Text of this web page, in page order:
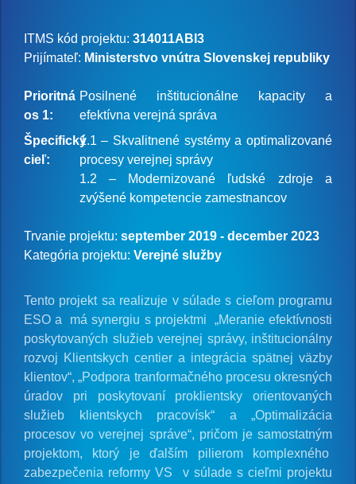
ITMS kód projektu: 314011ABI3
Prijímateľ: Ministerstvo vnútra Slovenskej republiky
Prioritná
os 1:
Posilnené inštitucionálne kapacity a
efektívna verejná správa
Špecifický
cieľ:
1.1 – Skvalitnené systémy a optimalizované
procesy verejnej správy
1.2 – Modernizované ľudské zdroje a
zvýšené kompetencie zamestnancov
Trvanie projektu: september 2019 - december 2023
Kategória projektu: Verejné služby
Tento projekt sa realizuje v súlade s cieľom programu
ESO a má synergiu s projektmi „Meranie efektívnosti
poskytovaných služieb verejnej správy, inštitucionálny
rozvoj Klientskych centier a integrácia spätnej väzby
klientov“, „Podpora tranformačného procesu okresných
úradov pri poskytovaní proklientsky orientovaných
služieb klientskych pracovísk“ a „Optimalizácia
procesov vo verejnej správe“, pričom je samostatným
projektom, ktorý je ďalším pilierom komplexného
zabezpečenia reformy VS v súlade s cieľmi projektu